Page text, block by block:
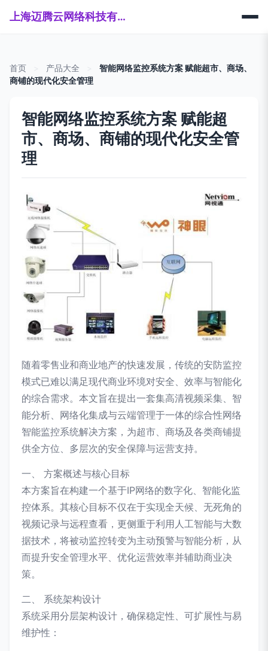
上海迈腾云网络科技有限公司
首页 产品大全
智能网络监控系统方案 赋能超市、商场、
商铺的现代化安全管理
智能网络监控系统方案 赋能超
市、商场、商铺的现代化安全管
理
随着零售业和商业地产的快速发展，传统的安防监控
模式已难以满足现代商业环境对安全、效率与智能化
的综合需求。本文旨在提出一套集高清视频采集、智
能分析、网络化集成与云端管理于一体的综合性网络
智能监控系统解决方案，为超市、商场及各类商铺提
供全方位、多层次的安全保障与运营支持。
一、 方案概述与核心目标
本方案旨在构建一个基于IP网络的数字化、智能化监
控体系。其核心目标不仅在于实现全天候、无死角的
视频记录与远程查看，更侧重于利用人工智能与大数
据技术，将被动监控转变为主动预警与智能分析，从
而提升安全管理水平、优化运营效率并辅助商业决
策。
二、 系统架构设计
系统采用分层架构设计，确保稳定性、可扩展性与易
维护性：